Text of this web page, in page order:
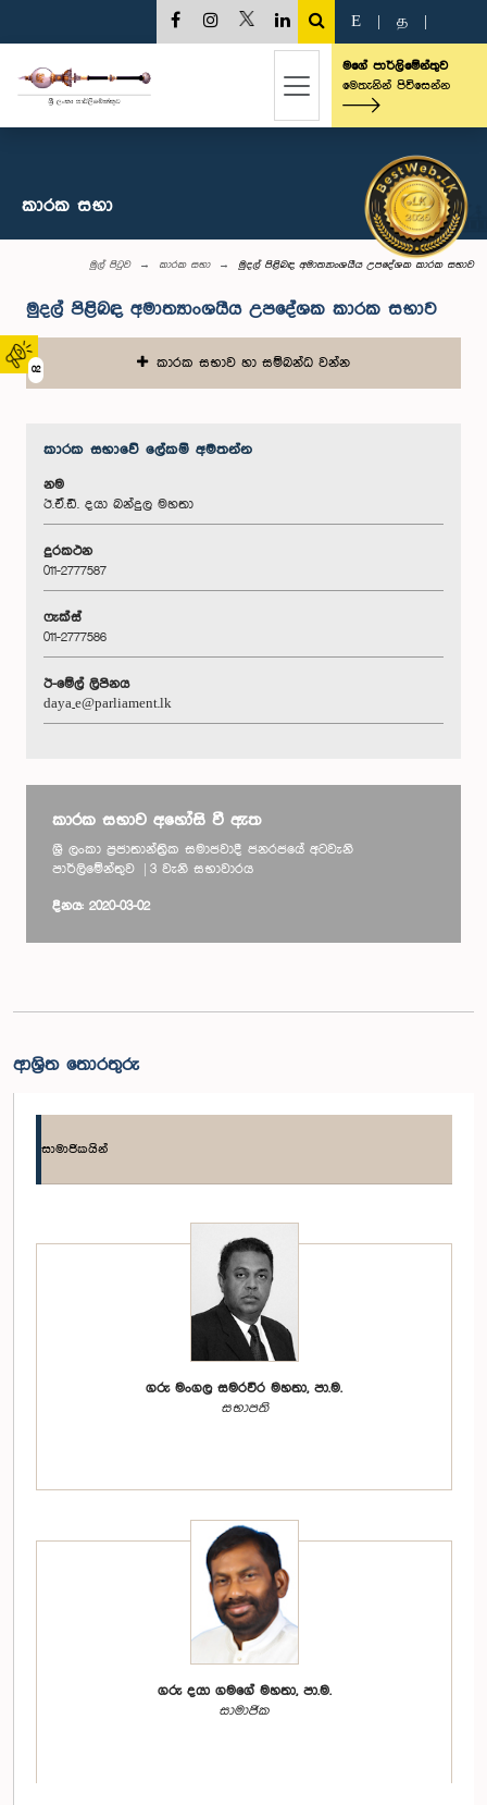
02
E த
මගේ පාර්ලිමේන්තුව
මෙතැනින් පිවිසෙන්න
කාරක සභා
මුල් පිටුව කාරක සභා මුදල් පිළිබඳ අමාත්‍යාංශයීය උපදේශක කාරක සභාව
මුදල් පිළිබඳ අමාත්‍යාංශයීය උපදේශක කාරක සභාව
කාරක සභාව හා සම්බන්ධ වන්න
කාරක සභා‌වේ ලේකම් අමතන්න
නම
ඊ.ඒ.ඩී. දයා බන්දුල මහතා
දුරකථන
011-2777587
ෆැක්ස්
011-2777586
ඊ-මේල් ලිපිනය
daya_e@parliament.lk
කාරක සභාව අහෝසි වී ඇත
ශ්‍රී ලංකා ප්‍රජාතාන්ත්‍රික සමාජවාදී ජනරජයේ අටවැනි
පාර්ලිමේන්තුව | 3 වැනි සභාවාරය
දිනය: 2020-03-02
ආශ්‍රිත තොරතුරු
සාමාජිකයින්
ගරු මංගල සමරවීර මහතා, පා.ම.
සභාපති
ගරු දයා ගමගේ මහතා, පා.ම.
සාමාජික